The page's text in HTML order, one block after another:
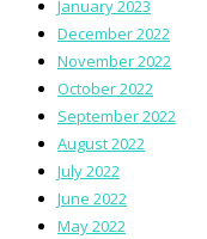
January 2023
December 2022
November 2022
October 2022
September 2022
August 2022
July 2022
June 2022
May 2022